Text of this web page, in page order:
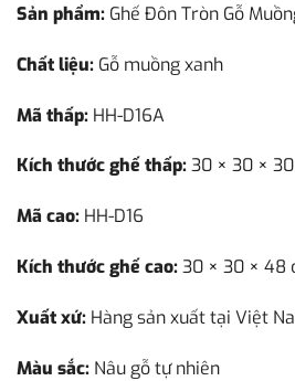
Sản phẩm: Ghế Đôn Tròn Gỗ
Chất liệu: Gỗ muồng xanh
Mã thấp: HH-D16A
Kích thước ghế thấp:30 × 30 ×
Mã cao: HH-D16
Kích thước ghế cao:30 × 30 × 48
Xuất xứ: Hàng sản xuất tại Việt
Màu sắc: Nâu gỗ tự nhiên